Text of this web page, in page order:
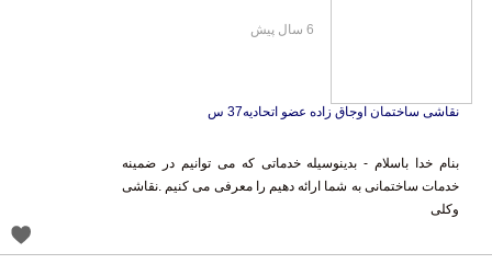
نقاشی ساختمان اوجاق زاده عضو اتحادیه37 س
بنام خدا باسلام - بدینوسیله خدماتی که می توانیم در ضمینه
خدمات ساختمانی به شما ارائه دهیم را معرفی می کنیم .نقاشی
وکلی
6 سال پیش